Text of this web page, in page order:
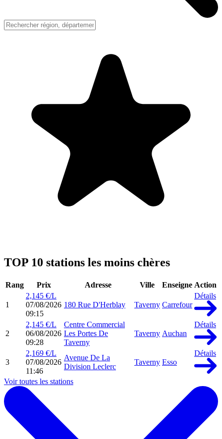
TOP 10 stations les moins chères
Rang Prix Adresse Ville Enseigne Action
1
2,145 €/L
07/08/2026
09:15
180 Rue D'Herblay Taverny Carrefour
Détails
2
2,145 €/L
06/08/2026
09:28
Centre Commercial
Les Portes De
Taverny
Taverny Auchan
Détails
3
2,169 €/L
07/08/2026
11:46
Avenue De La
Division Leclerc
Taverny Esso
Détails
Voir toutes les stations